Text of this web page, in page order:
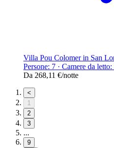
Villa Pou Colomer in San
Persone: 7 · Camere da
Da 268,11 €/notte
<
1
2
3
...
9